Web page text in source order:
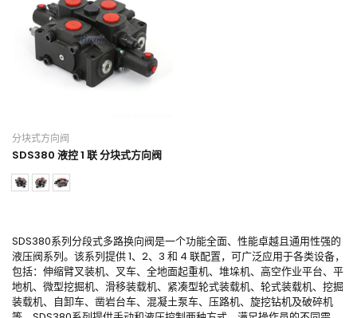
分块式方向阀
SDS380 液控 1 联 分块式方向阀
SDS380系列分段式多路换向阀是一个功能全面、性能卓越且通用性强的
液压阀系列。该系列提供 1、2、3 和 4 联配置，可广泛应用于各类设备，
包括：伸缩臂叉装机、叉车、全地面起重机、堆垛机、高空作业平台、平
地机、微型挖掘机、滑移装载机、紧凑型轮式装载机、轮式装载机、挖掘
装载机、自卸车、凿岩台车、混凝土泵车、压路机、旋挖钻机及破碎机